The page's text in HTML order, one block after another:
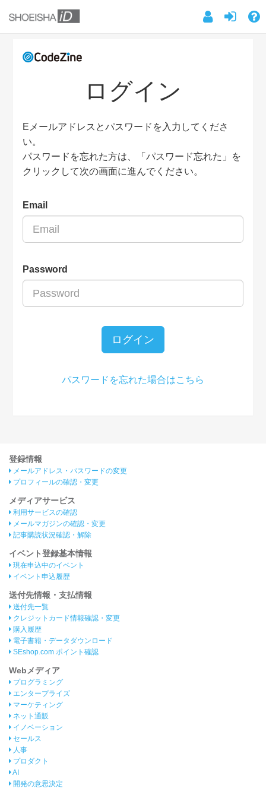
ログイン
Eメールアドレスとパスワードを入力してくださ
い。
パスワードを忘れた方は、「パスワード忘れた」を
クリックして次の画面に進んでください。
Email
Password
ログイン
パスワードを忘れた場合はこちら
登録情報
メールアドレス・パスワードの変更
プロフィールの確認・変更
メディアサービス
利用サービスの確認
メールマガジンの確認・変更
記事購読状況確認・解除
イベント登録基本情報
現在申込中のイベント
イベント申込履歴
送付先情報・支払情報
送付先一覧
クレジットカード情報確認・変更
購入履歴
電子書籍・データダウンロード
SEshop.com ポイント確認
Webメディア
プログラミング
エンタープライズ
マーケティング
ネット通販
イノベーション
セールス
人事
プロダクト
AI
開発の意思決定